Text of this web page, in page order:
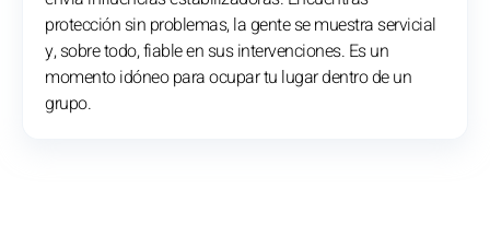
protección sin problemas, la gente se muestra servicial
y, sobre todo, fiable en sus intervenciones. Es un
momento idóneo para ocupar tu lugar dentro de un
grupo.